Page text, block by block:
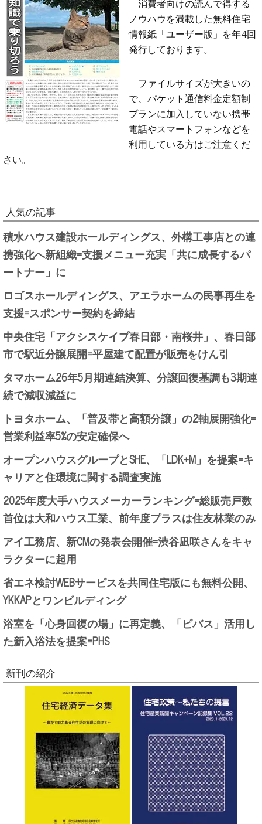
ノウハウを満載した無料住宅
情報紙「ユーザー版」を年4回
発行しております。
ファイルサイズが大きいの
で、パケット通信料金定額制
プランに加入していない携帯
電話やスマートフォンなどを
利用している方はご注意くだ
さい。
人気の記事
積水ハウス建設ホールディングス、外構工事店との連
携強化へ新組織=支援メニュー充実「共に成長するパ
ートナー」に
ロゴスホールディングス、アエラホームの民事再生を
支援=スポンサー契約を締結
中央住宅「アクシスケイプ春日部・南桜井」、春日部
市で駅近分譲展開=平屋建て配置が販売をけん引
タマホーム26年5月期連結決算、分譲回復基調も3期連
続で減収減益に
トヨタホーム、「普及帯と高額分譲」の2軸展開強化=
営業利益率5%の安定確保へ
オープンハウスグループとSHE、「LDK+M」を提案=キ
ャリアと住環境に関する調査実施
2025年度大手ハウスメーカーランキング=総販売戸数
首位は大和ハウス工業、前年度プラスは住友林業のみ
アイ工務店、新CMの発表会開催=渋谷凪咲さんをキャ
ラクターに起用
省エネ検討WEBサービスを共同住宅版にも無料公開、
YKKAPとワンビルディング
浴室を「心身回復の場」に再定義、「ビバス」活用し
た新入浴法を提案=PHS
新刊の紹介